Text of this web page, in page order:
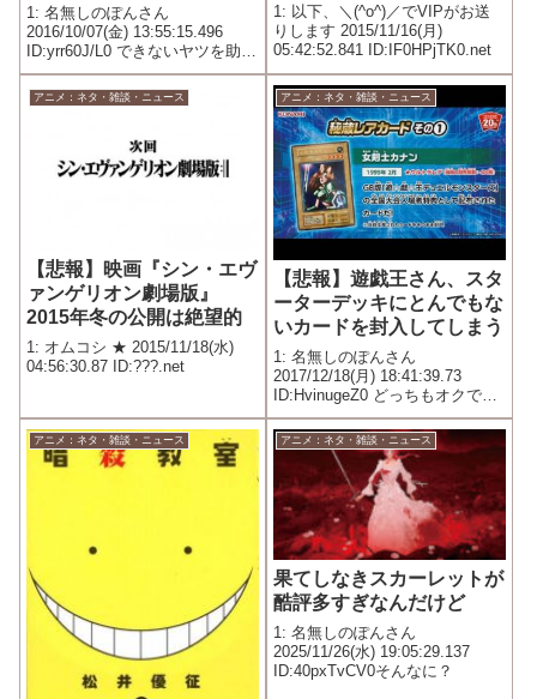
1: 名無しのぽんさん
2016/10/07(金) 13:55:15.496
ID:yrr60J/L0 できないヤツを助け
ていると人間関係で失敗する
（抜粋） ＞仲間を無条件に救う
『ワンピース』の価値観は危な
1: 以下、＼(^o^)／でVIPがお送
りします 2015/11/16(月)
05:42:52.841 ID:IF0HPjTK0.net
アニメ：ネタ・雑談・ニュース
【悲報】映画『シン・エヴ
ァンゲリオン劇場版』
2015年冬の公開は絶望的
1: オムコシ ★ 2015/11/18(水)
04:56:30.87 ID:???.net
アニメ：ネタ・雑談・ニュース
【悲報】遊戯王さん、スタ
ーターデッキにとんでもな
いカードを封入してしまう
1: 名無しのぽんさん
2017/12/18(月) 18:41:39.73
ID:HvinugeZ0 どっちもオクで6
桁の価格がつく模様
アニメ：ネタ・雑談・ニュース アニメ：ネタ・雑談・ニュース
果てしなきスカーレットが
酷評多すぎなんだけど
1: 名無しのぽんさん
2025/11/26(水) 19:05:29.137
ID:40pxTvCV0そんなに？